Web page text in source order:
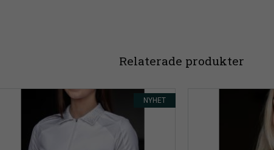
Relaterade produkter
NYHET